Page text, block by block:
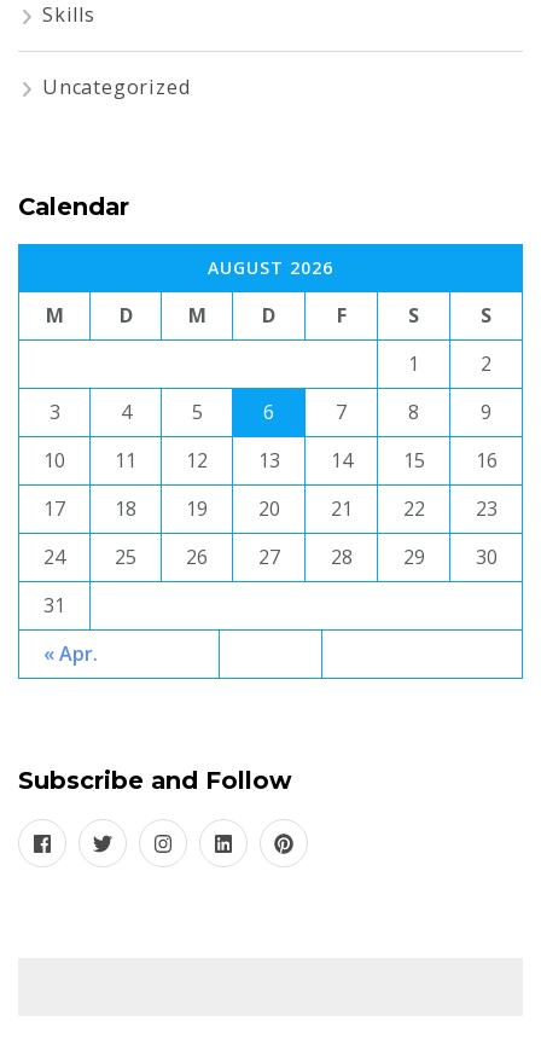
Skills
Uncategorized
Calendar
AUGUST 2026
M D M D F S
S
1
2
3
4 5 6 7 8
9
10
11 12 13 14 15
16
17
18 19 20 21 22
23
24
25 26 27 28 29
30
31
« Apr.
Subscribe and Follow